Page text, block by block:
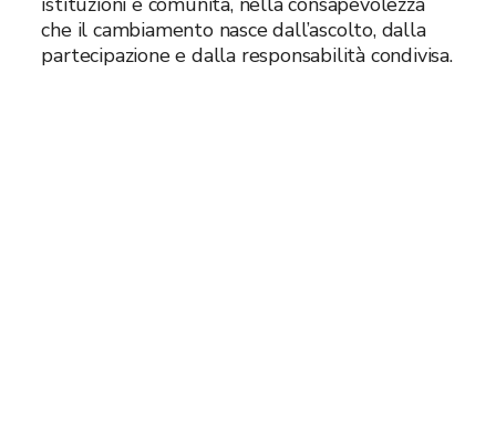
che il cambiamento nasce dall’ascolto, dalla
partecipazione e dalla responsabilità condivisa.